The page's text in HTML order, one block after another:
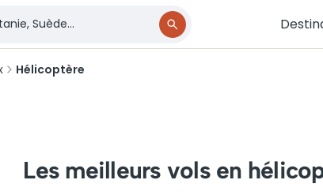
Hélicoptère
Les meilleurs vols en